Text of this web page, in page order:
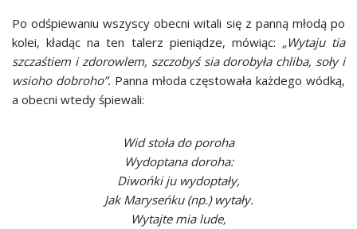
Po odśpiewaniu wszyscy obecni witali się z panną młodą po
kolei, kładąc na ten talerz pieniądze, mówiąc: „Wytaju tia
szczaśtiem i zdorowlem, szczobyś sia dorobyła chliba, soły i
wsioho dobroho”. Panna młoda częstowała każdego wódką,
a obecni wtedy śpiewali:
Wid stoła do poroha
Wydoptana doroha:
Diwońki ju wydoptały,
Jak Maryseńku (np.) wytały.
Wytajte mia lude,